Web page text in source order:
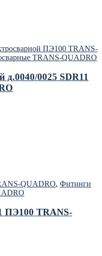
ПЭ100 TRANS-
TRANS-QUADRO
д.0040/0025 SDR11
QUADRO, Фитинги
ПЭ100 TRANS-